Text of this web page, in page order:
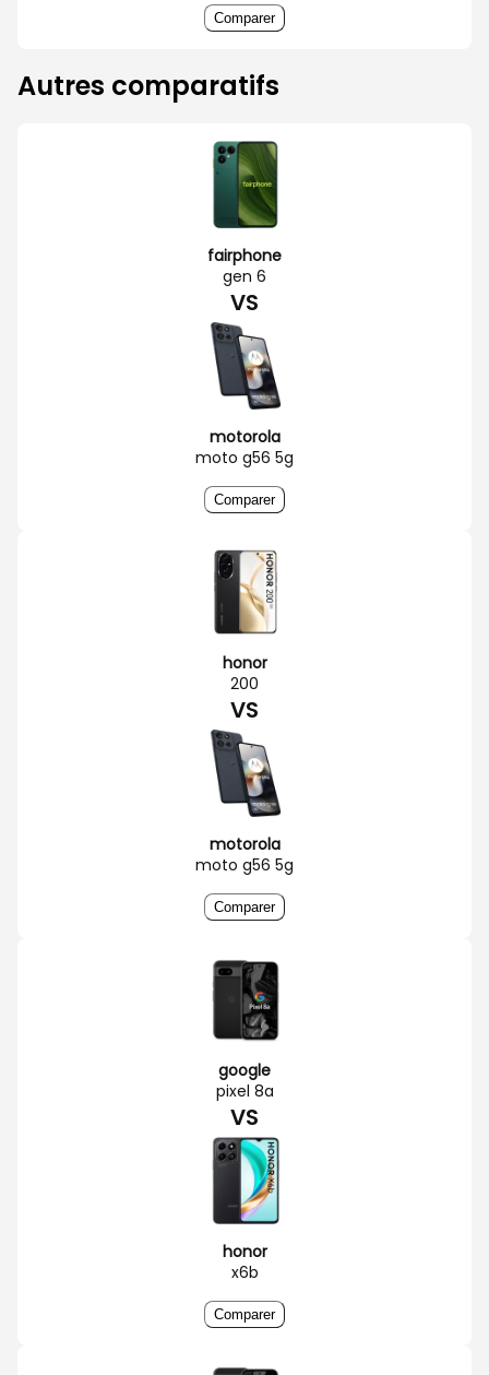
Comparer
Autres comparatifs
fairphone
gen 6
VS
motorola
moto g56 5g
Comparer
honor
200
VS
motorola
moto g56 5g
Comparer
google
pixel 8a
VS
honor
x6b
Comparer